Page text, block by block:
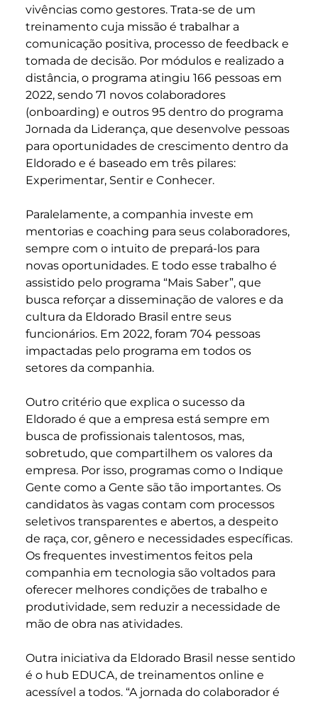
vivências como gestores. Trata-se de um
treinamento cuja missão é trabalhar a
comunicação positiva, processo de feedback e
tomada de decisão. Por módulos e realizado a
distância, o programa atingiu 166 pessoas em
2022, sendo 71 novos colaboradores
(onboarding) e outros 95 dentro do programa
Jornada da Liderança, que desenvolve pessoas
para oportunidades de crescimento dentro da
Eldorado e é baseado em três pilares:
Experimentar, Sentir e Conhecer.
Paralelamente, a companhia investe em
mentorias e coaching para seus colaboradores,
sempre com o intuito de prepará-los para
novas oportunidades. E todo esse trabalho é
assistido pelo programa “Mais Saber”, que
busca reforçar a disseminação de valores e da
cultura da Eldorado Brasil entre seus
funcionários. Em 2022, foram 704 pessoas
impactadas pelo programa em todos os
setores da companhia.
Outro critério que explica o sucesso da
Eldorado é que a empresa está sempre em
busca de profissionais talentosos, mas,
sobretudo, que compartilhem os valores da
empresa. Por isso, programas como o Indique
Gente como a Gente são tão importantes. Os
candidatos às vagas contam com processos
seletivos transparentes e abertos, a despeito
de raça, cor, gênero e necessidades específicas.
Os frequentes investimentos feitos pela
companhia em tecnologia são voltados para
oferecer melhores condições de trabalho e
produtividade, sem reduzir a necessidade de
mão de obra nas atividades.
Outra iniciativa da Eldorado Brasil nesse sentido
é o hub EDUCA, de treinamentos online e
acessível a todos. “A jornada do colaborador é